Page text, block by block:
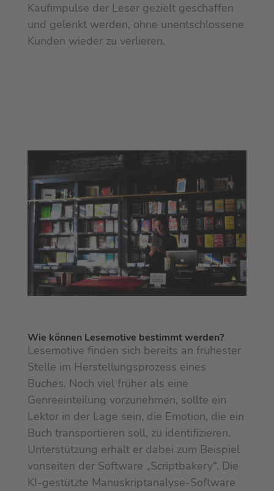
Kaufimpulse der Leser gezielt geschaffen
und gelenkt werden, ohne unentschlossene
Kunden wieder zu verlieren.
Wie können Lesemotive bestimmt werden?
Lesemotive finden sich bereits an frühester
Stelle im Herstellungsprozess eines
Buches. Noch viel früher als eine
Genreeinteilung vorzunehmen, sollte ein
Lektor in der Lage sein, die Emotion, die ein
Buch transportieren soll, zu identifizieren.
Unterstützung erhält er dabei zum Beispiel
vonseiten der Software „Scriptbakery“. Die
KI-gestützte Manuskriptanalyse-Software